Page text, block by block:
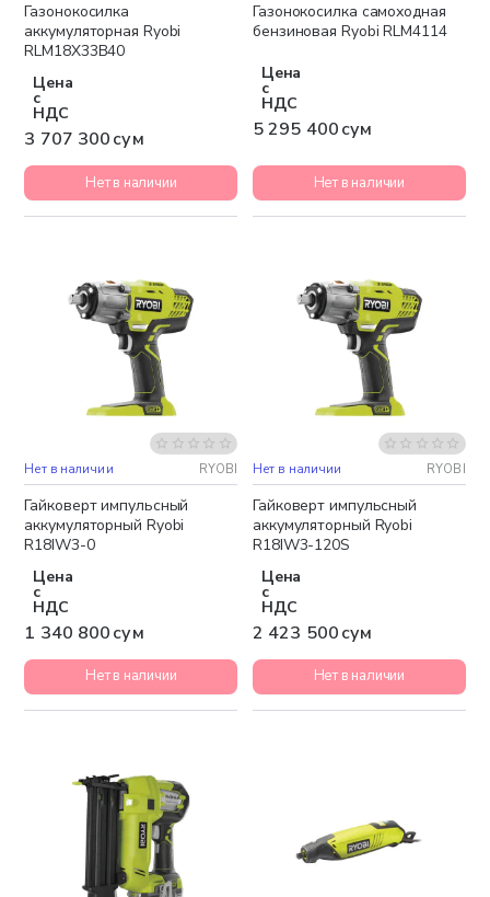
Газонокосилка
аккумуляторная Ryobi
RLM18X33B40
Цена
с
НДС
3 707 300 сум
Нет в наличии
Газонокосилка самоходная
бензиновая Ryobi RLM4114
Цена
с
НДС
5 295 400 сум
Нет в наличии
Бесплатная доставка
Нет в наличии RYOBI
Гайковерт импульсный
аккумуляторный Ryobi
R18IW3-0
Цена
с
НДС
1 340 800 сум
Нет в наличии
Бесплатная доставка
Нет в наличии RYOBI
Гайковерт импульсный
аккумуляторный Ryobi
R18IW3-120S
Цена
с
НДС
2 423 500 сум
Нет в наличии